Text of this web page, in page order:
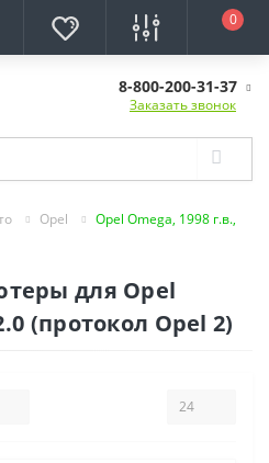
0
8-800-200-31-37
Заказать звонок
Opel
Opel Omega, 1998 г.в.,
для Opel
(протокол Opel 2)